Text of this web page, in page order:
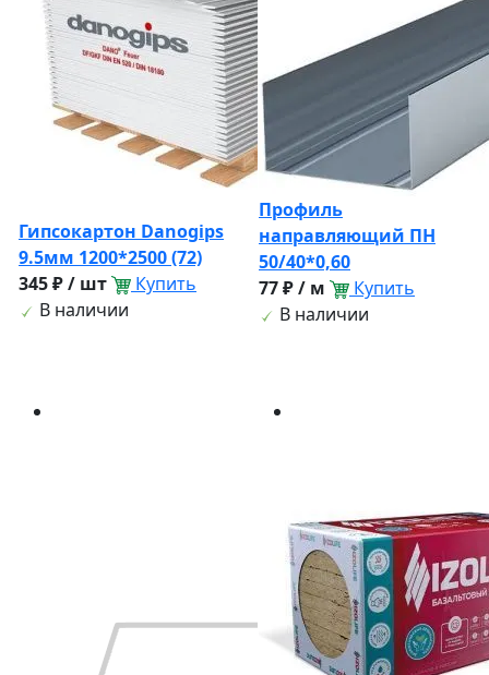
Гипсокартон Danogips
9.5мм 1200*2500 (72)
345 ₽ / шт
Купить
В наличии
Профиль
направляющий ПН
50/40*0,60
77 ₽ / м
Купить
В наличии